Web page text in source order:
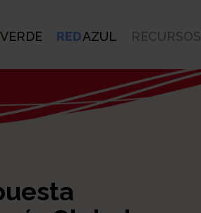
VERDE REDAZUL RECURSOS